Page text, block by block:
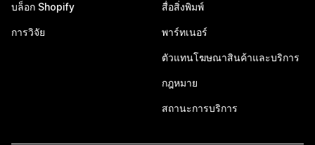
บล็อก Shopify
การวิจัย
สื่อสิ่งพิมพ์
พาร์ทเนอร์
ตัวแทนโฆษณาสินค้าและบริการ
กฎหมาย
สถานะการบริการ